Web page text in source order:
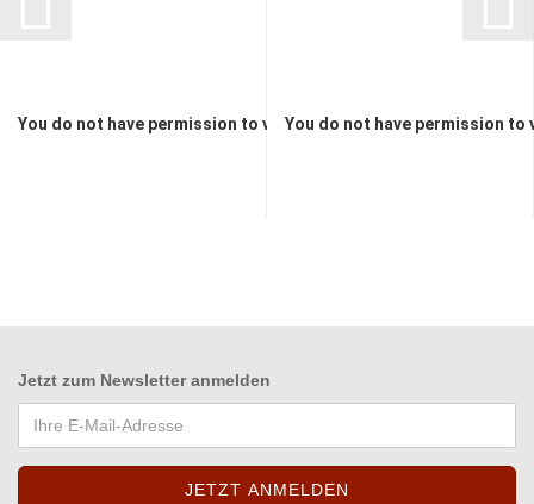
You do not have permission to view the pricesYou do not have permission to
Jetzt zum Newsletter anmelden